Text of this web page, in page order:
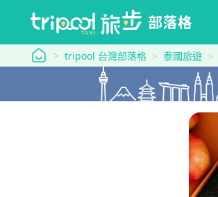
tripool 旅步tripool 台灣部落格 泰國旅遊